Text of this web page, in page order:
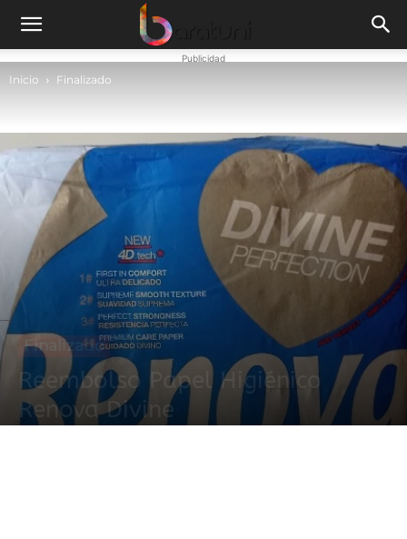
Publicidad
Inicio Finalizado
Finalizado
Reembolso Papel Higiénico
Renova Divine